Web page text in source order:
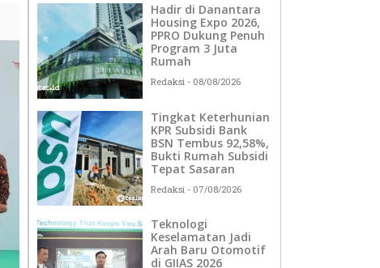
Hadir di Danantara
Housing Expo 2026,
PPRO Dukung Penuh
Program 3 Juta
Rumah
Redaksi 08/08/2026
Tingkat Keterhunian
KPR Subsidi Bank
BSN Tembus 92,58%,
Bukti Rumah Subsidi
Tepat Sasaran
Redaksi 07/08/2026
Teknologi
Keselamatan Jadi
Arah Baru Otomotif
di GIIAS 2026